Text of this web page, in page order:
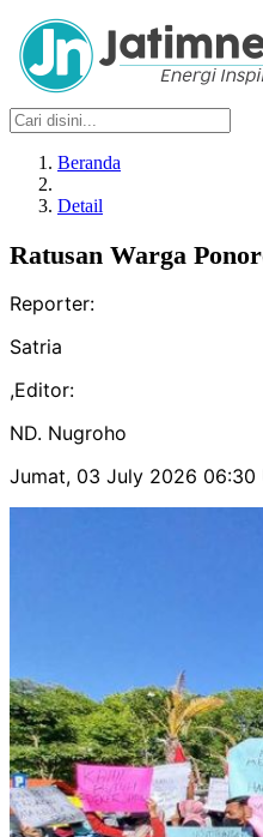
Beranda
Detail
Ratusan Warga
Reporter:
Satria
,Editor:
ND. Nugroho
Jumat, 03 July 2026 06:30